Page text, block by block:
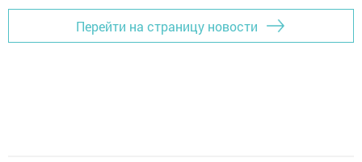
Перейти на страницу новости